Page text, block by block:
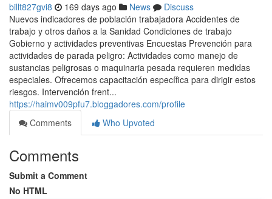
billt827gvi8 169 days ago News
Discuss
Nuevos indicadores de población trabajadora Accidentes de
trabajo y otros daños a la Sanidad Condiciones de trabajo
Gobierno y actividades preventivas Encuestas Prevención para
actividades de parada peligro: Actividades como manejo de
sustancias peligrosas o maquinaria pesada requieren medidas
especiales. Ofrecemos capacitación específica para dirigir estos
riesgos. Intervención frent...
https://haimv009pfu7.bloggadores.com/profile
Comments
Who Upvoted
Comments
Submit a Comment
No HTML